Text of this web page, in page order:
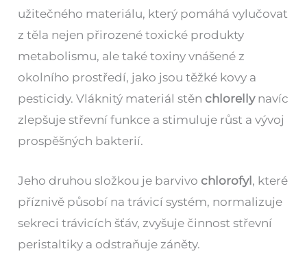
užitečného materiálu, který pomáhá vylučovat
z těla nejen přirozené toxické produkty
metabolismu, ale také toxiny vnášené z
okolního prostředí, jako jsou těžké kovy a
pesticidy. Vláknitý materiál stěn chlorellynavíc
zlepšuje střevní funkce a stimuluje růst a vývoj
prospěšných bakterií.
Jeho druhou složkou je barvivo chlorofyl, které
příznivě působí na trávicí systém, normalizuje
sekreci trávicích šťáv, zvyšuje činnost střevní
peristaltiky a odstraňuje záněty.